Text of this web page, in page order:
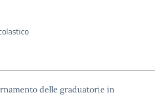
delle graduatorie in